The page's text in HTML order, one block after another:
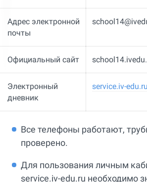
Адрес электронной
почты
Официальный сайт
Электронный
дневник
service.iv-edu.ru
Все телефоны работают,
проверено.
Для пользования личным
service.iv-edu.ru необходимо